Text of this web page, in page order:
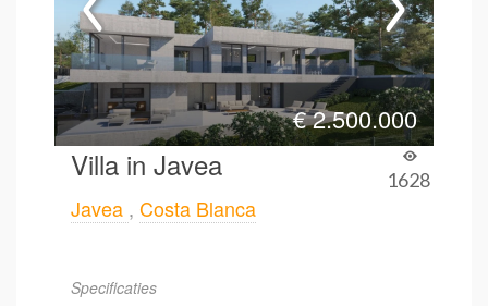
€2.500.000
Villa in Javea 1628
Javea , Costa Blanca
Specificaties